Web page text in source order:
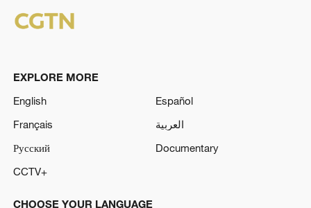
EXPLORE MORE
English
Español
Français
العربية
Русский
Documentary
CCTV+
CHOOSE YOUR LANGUAGE